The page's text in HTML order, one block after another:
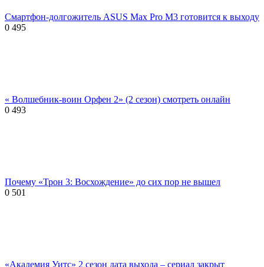
Смартфон-долгожитель ASUS Max Pro M3 готовится к выходу
0 495
« Волшебник-воин Орфен 2» (2 сезон) смотреть онлайн
0 493
Почему «Трон 3: Восхождение» до сих пор не вышел
0 501
«Академия Уитс» 2 сезон дата выхода – сериал закрыт